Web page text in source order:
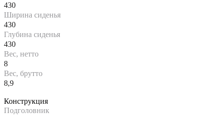
430
Ширина сиденья
430
Глубина сиденья
430
Вес, нетто
8
Вес, брутто
8,9
Конструкция
Подголовник